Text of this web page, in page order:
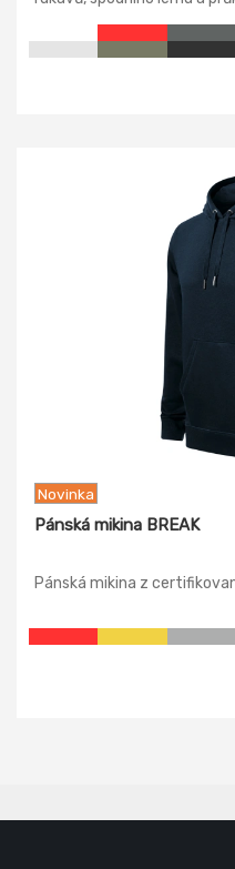
Novinka
Pánská mikina BREAK
Pánská mikina z